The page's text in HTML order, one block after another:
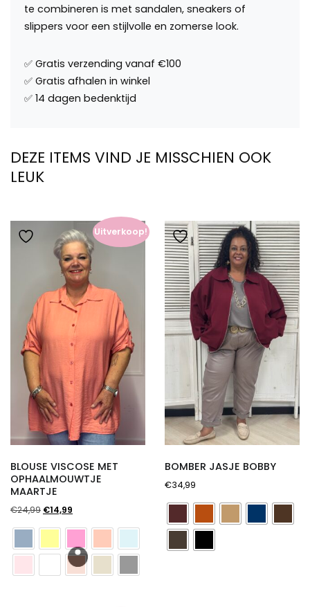
te combineren is met sandalen, sneakers of
slippers voor een stijlvolle en zomerse look.
DEZE ITEMS VIND JE MISSCHIEN OOK
LEUK
Uitverkoop!
BLOUSE VISCOSE MET
OPHAALMOUWTJE
MAARTJE
€24,99 Oorspronkelijke
€24,99.
€14,99
€14,99.
BOMBER JASJE BOBBY
€34,99